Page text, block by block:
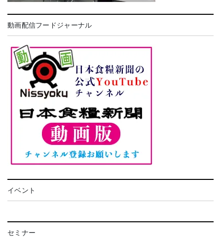
動画配信フードジャーナル
イベント
セミナー